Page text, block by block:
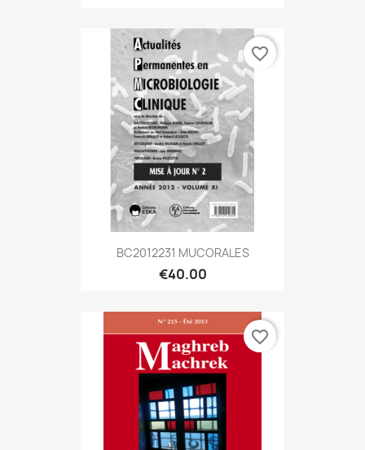
BC2012231 MUCORALES
€40.00
favorite_border
favorite_border